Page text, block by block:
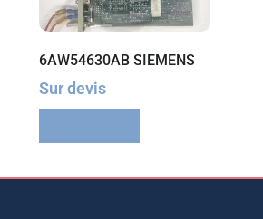
6AW54630AB SIEMENS
Sur devis